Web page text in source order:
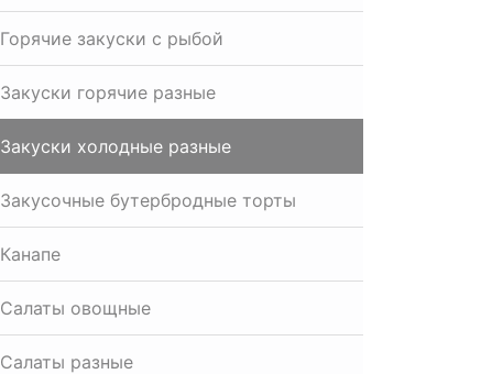
Горячие закуски с рыбой
Закуски горячие разные
Закуски холодные разные
Закусочные бутербродные торты
Канапе
Салаты овощные
Салаты разные